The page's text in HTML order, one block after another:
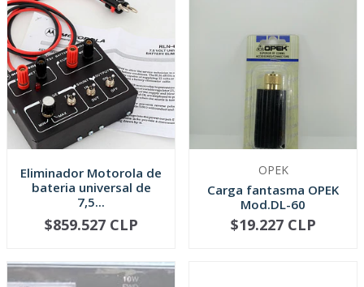
Eliminador Motorola de
bateria universal de
7,5...
+
$859.527 CLP
OPEK
Carga fantasma OPEK
Mod.DL-60
+
$19.227 CLP